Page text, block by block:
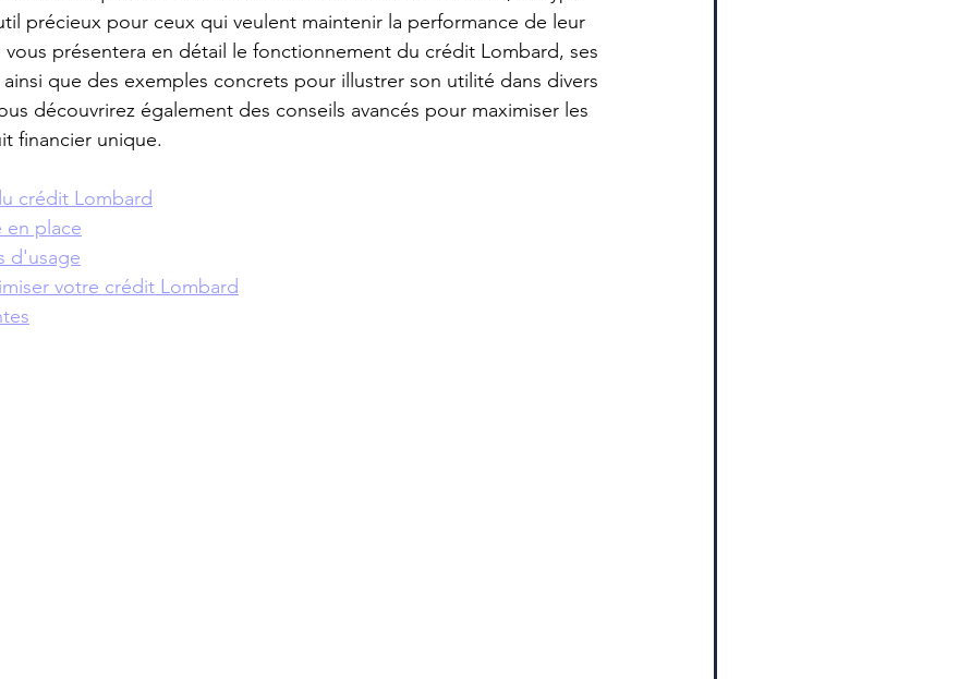
précieux pour ceux qui veulent maintenir la performance de leur
présentera en détail le fonctionnement du crédit Lombard, ses
que des exemples concrets pour illustrer son utilité dans divers
découvrirez également des conseils avancés pour maximiser les
financier unique.
crédit Lombard
en place
d'usage
votre crédit Lombard